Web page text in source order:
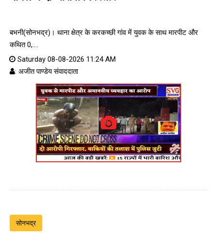
बभनी(सोनभद्र)। थाना क्षेत्र के करकच्छी गांव में युवक के साथ मारपीट और
कथित 0,....
Saturday 08-08-2026 11:24 AM
: अजीत पाण्डेय संवाददाता
सोनभद्र